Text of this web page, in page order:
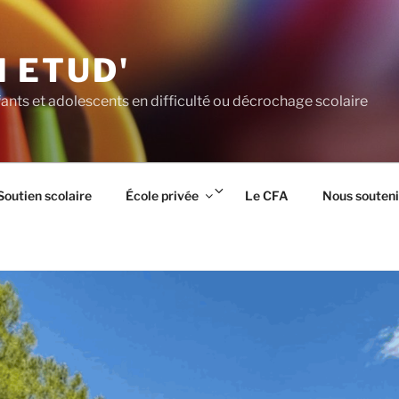
ETUD'
et adolescents en difficulté ou décrochage scolaire
scolaire École privée
Ouvrir
Le CFA Nous